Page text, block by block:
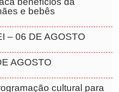
e bebês
– 06 DE AGOSTO
AGOSTO
cultural para